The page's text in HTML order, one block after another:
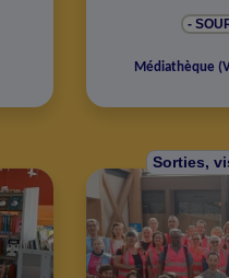
-
Médiathèque (
Sorties,